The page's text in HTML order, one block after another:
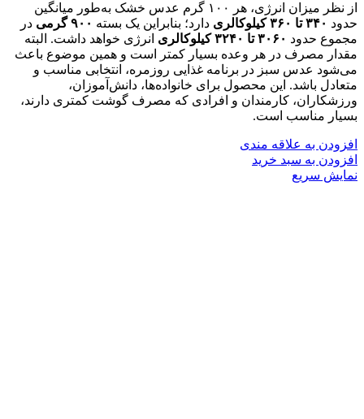
از نظر میزان انرژی، هر ۱۰۰ گرم عدس خشک به‌طور میانگین
حدود ۳۴۰ تا ۳۶۰ کیلوکالری دارد؛ بنابراین یک بسته ۹۰۰ گرمی
در
مجموع حدود ۳۰۶۰ تا ۳۲۴۰ کیلوکالری
انرژی خواهد داشت. البته
مقدار مصرف در هر وعده بسیار کمتر است و همین موضوع باعث
می‌شود عدس سبز در برنامه غذایی روزمره، انتخابی مناسب و
متعادل باشد. این محصول برای خانواده‌ها، دانش‌آموزان،
ورزشکاران، کارمندان و افرادی که مصرف گوشت کمتری دارند،
بسیار مناسب است.
افزودن به علاقه مندی
افزودن به سبد خرید
نمایش سریع